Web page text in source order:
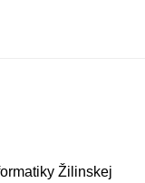
Žilinskej